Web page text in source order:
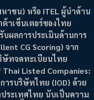
าชน) หรือ ITEL ผู้นำด้าน
าเซ็นเตอร์ของไทย
บผลการประเมินด้านการ
CG Scoring) จาก
ษัทจดทะเบียนไทย
Listed Companies:
ารบริษัทไทย (IOD) ด้วย
ระเทศไทย นับเป็นความ